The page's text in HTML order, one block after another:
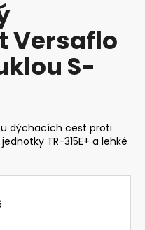
Versaflo
S-
dýchacích cest proti
TR-315E+ a lehké